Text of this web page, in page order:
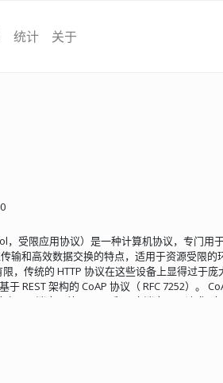
统计 关于
受限应用协议）是一种计算机协议，专门用
输和高效数据交换的特点，适用于资源受限的
，传统的 HTTP 协议在这些设备上显得过于庞
于 REST 架构的 CoAP 协议（ RFC 7252）。
层。消息层处理 UDP 和异步消息，而请求/响
消息模型是 CoAP 的最低层，处理端点之
一的 ID，这有助于检测消息重复。CoAP 协议